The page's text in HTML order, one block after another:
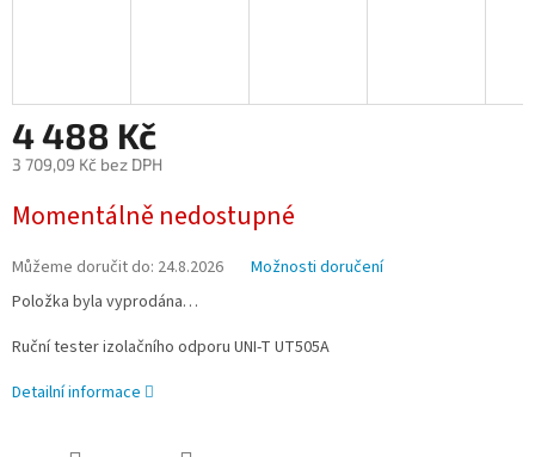
4 488 Kč
3 709,09 Kč bez DPH
cena:
Momentálně nedostupné
Můžeme doručit do: 24.8.2026
Možnosti doručení
Položka byla vyprodána…
Ruční tester izolačního odporu UNI-T UT505A
Detailní informace